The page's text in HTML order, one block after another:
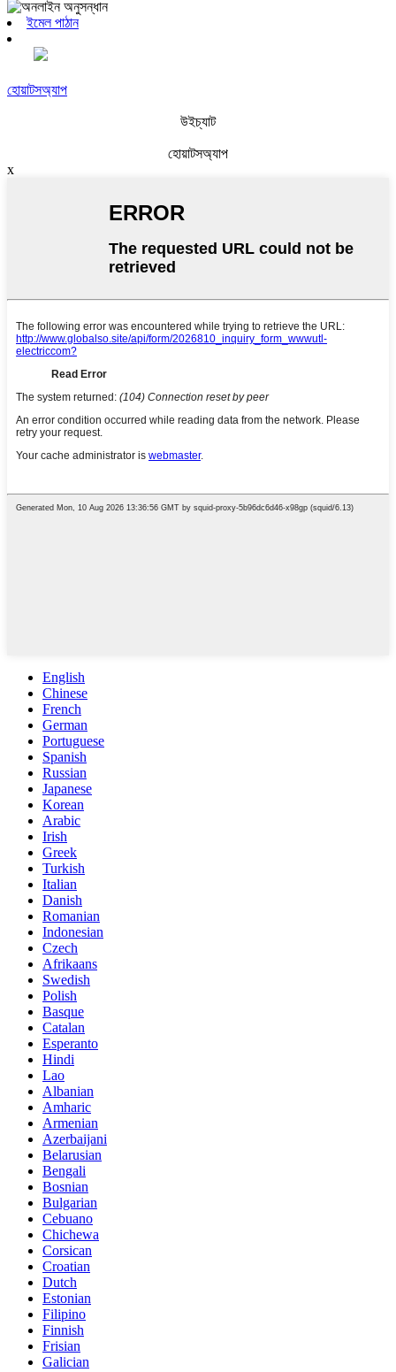
ইমেল পাঠান
হোয়াটসঅ্যাপ
উইচ্যাট
হোয়াটসঅ্যাপ
x
English
Chinese
French
German
Portuguese
Spanish
Russian
Japanese
Korean
Arabic
Irish
Greek
Turkish
Italian
Danish
Romanian
Indonesian
Czech
Afrikaans
Swedish
Polish
Basque
Catalan
Esperanto
Hindi
Lao
Albanian
Amharic
Armenian
Azerbaijani
Belarusian
Bengali
Bosnian
Bulgarian
Cebuano
Chichewa
Corsican
Croatian
Dutch
Estonian
Filipino
Finnish
Frisian
Galician